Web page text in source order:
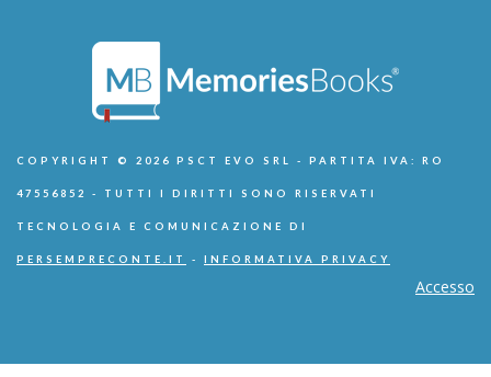
COPYRIGHT © 2026 PSCT EVO SRL - PARTITA IVA: RO
47556852 - TUTTI I DIRITTI SONO RISERVATI
TECNOLOGIA E COMUNICAZIONE DI
PERSEMPRECONTE.IT - INFORMATIVA PRIVACY
Accesso